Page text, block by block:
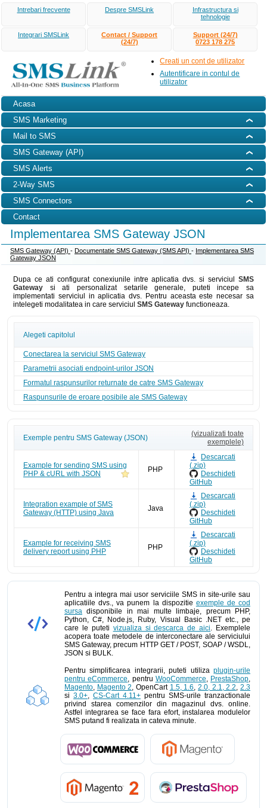
Intrebari frecvente Despre SMSLink
Infrastructura si
tehnologie
Integrari SMSLink
Contact / Support
(24/7)
Support (24/7)
0723 178 275
Creati un cont de utilizator
Autentificare in contul de
utilizator
Acasa
SMS Marketing
Mail to SMS
SMS Gateway (API)
SMS Alerts
2-Way SMS
SMS Connectors
Contact
Implementarea SMS Gateway JSON
SMS Gateway (API) - Documentatie SMS Gateway (SMS API) - Implementarea SMS
Gateway JSON
Dupa ce ati configurat conexiunile intre aplicatia dvs. si serviciul SMS
Gateway si ati personalizat setarile generale, puteti incepe sa
implementati serviciul in aplicatia dvs. Pentru aceasta este necesar sa
intelegeti modalitatea in care serviciul SMS Gateway functioneaza.
Alegeti capitolul
Conectarea la serviciul SMS Gateway
Parametrii asociati endpoint-urilor JSON
Formatul raspunsurilor returnate de catre SMS Gateway
Raspunsurile de eroare posibile ale SMS Gateway
Exemple pentru SMS Gateway (JSON)
(vizualizati toate
exemplele)
Example for sending SMS using
PHP & cURL with JSON
PHP
Descarcati
(.zip)
Deschideti
GitHub
Integration example of SMS
Gateway (HTTP) using Java
Java
Descarcati
(.zip)
Deschideti
GitHub
Example for receiving SMS
delivery report using PHP
PHP
Descarcati
(.zip)
Deschideti
GitHub
Pentru a integra mai usor serviciile SMS in site-urile sau
aplicatiile dvs., va punem la dispozitie exemple de cod
sursa disponibile in mai multe limbaje, precum PHP,
Python, C#, Node.js, Ruby, Visual Basic .NET etc., pe
care le puteti vizualiza si descarca de aici. Exemplele
acopera toate metodele de interconectare ale serviciului
SMS Gateway, precum HTTP GET / POST, SOAP / WSDL,
JSON si BULK.
Pentru simplificarea integrarii, puteti utiliza plugin-urile
pentru eCommerce, pentru WooCommerce, PrestaShop,
Magento, Magento 2, OpenCart 1.5, 1.6,2.0, 2.1, 2.2,2.3
si 3.0+, CS-Cart 4.11+ pentru SMS-urile tranzactionale
privind starea comenzilor din magazinul dvs. online.
Astfel integrarea se face fara efort, instalarea modulelor
SMS putand fi realizata in cateva minute.